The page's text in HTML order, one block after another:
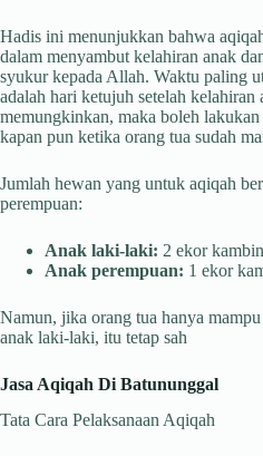
Hadis ini menunjukkan bahwa
dalam menyambut kelahiran anak
syukur kepada Allah. Waktu paling
adalah hari ketujuh setelah
memungkinkan, maka boleh
kapan pun ketika orang tua sudah
Jumlah hewan yang untuk aqiqah
perempuan:
Anak laki-laki: 2 ekor
Anak perempuan: 1 ekor
Namun, jika orang tua hanya
anak laki-laki, itu tetap sah
Jasa Aqiqah Di Batununggal
Tata Cara Pelaksanaan Aqiqah